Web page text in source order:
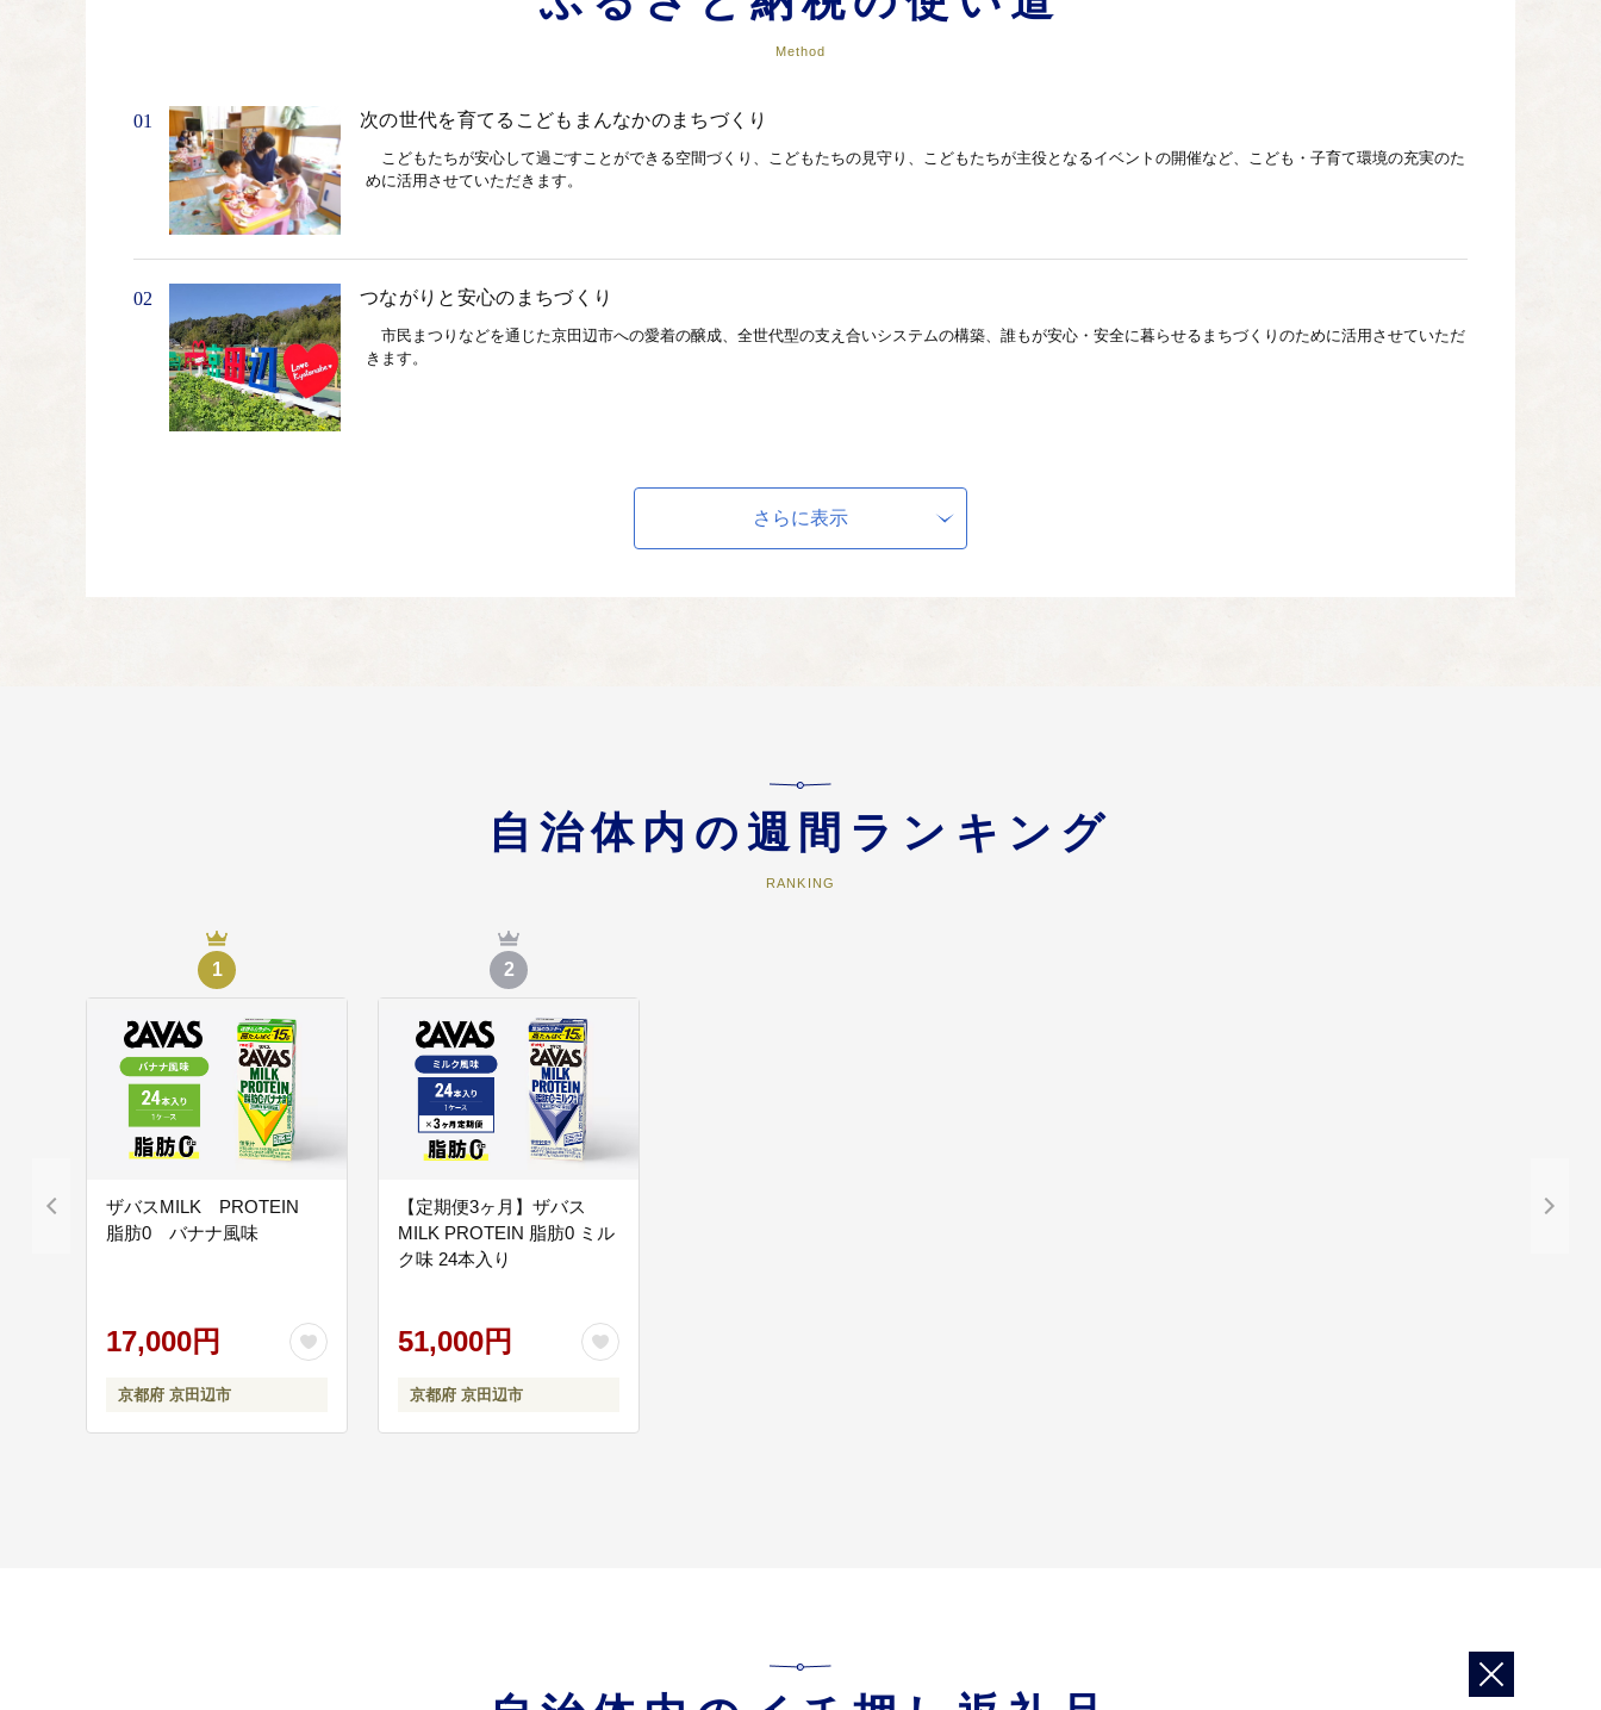
Method
01 次の世代を育てるこどもまんなかのまちづくり
こどもたちが安心して過ごすことができる空間づくり、こどもたちの見守り、こどもたちが主役となるイベントの開催など、こども・子育て環境の充実のた
めに活用させていただきます。
02 つながりと安心のまちづくり
市民まつりなどを通じた京田辺市への愛着の醸成、全世代型の支え合いシステムの構築、誰もが安心・安全に暮らせるまちづくりのために活用させていただ
きます。
緑あふれるまちなみの形成、地球の未来を考えた環境にやさしいまちづくり、市街地での賑わいの創出、産業の活性化、企業立地の促進、持続可能な公共交
通ネットワークの整備のために活用させていただきます。
自治体におまかせ
さらに表示
自治体内の週間ランキング
RANKING
1
ザバスMILK PROTEIN
脂肪0 バナナ風味
17,000円
京都府 京田辺市
2
【定期便3ヶ月】ザバス
MILK PROTEIN 脂肪0 ミル
ク味 24本入り
51,000円
京都府 京田辺市